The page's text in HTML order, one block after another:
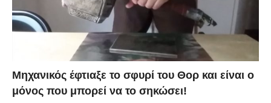
Μηχανικός έφτιαξε το σφυρί του Θορ και είναι ο
μόνος που μπορεί να το σηκώσει!